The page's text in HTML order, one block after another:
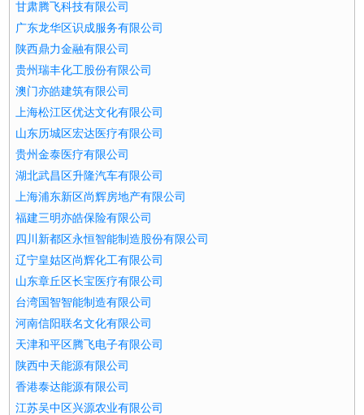
甘肃腾飞科技有限公司
广东龙华区识成服务有限公司
陕西鼎力金融有限公司
贵州瑞丰化工股份有限公司
澳门亦皓建筑有限公司
上海松江区优达文化有限公司
山东历城区宏达医疗有限公司
贵州金泰医疗有限公司
湖北武昌区升隆汽车有限公司
上海浦东新区尚辉房地产有限公司
福建三明亦皓保险有限公司
四川新都区永恒智能制造股份有限公司
辽宁皇姑区尚辉化工有限公司
山东章丘区长宝医疗有限公司
台湾国智智能制造有限公司
河南信阳联名文化有限公司
天津和平区腾飞电子有限公司
陕西中天能源有限公司
香港泰达能源有限公司
江苏吴中区兴源农业有限公司